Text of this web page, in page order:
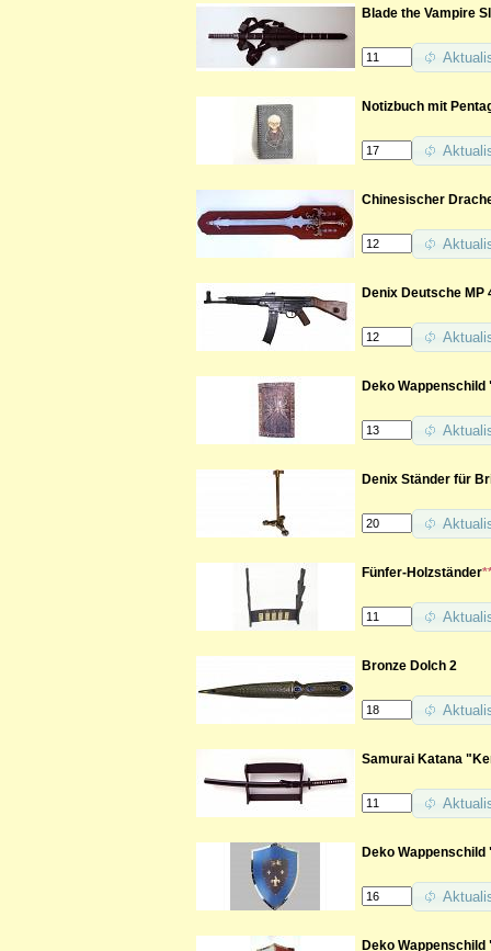
Blade the Vampire
Notizbuch mit
Chinesischer
Denix Deutsche
Deko
Denix Ständer für
Fünfer-Holzständer
Bronze Dolch 2
Samurai Katana
Deko
Deko